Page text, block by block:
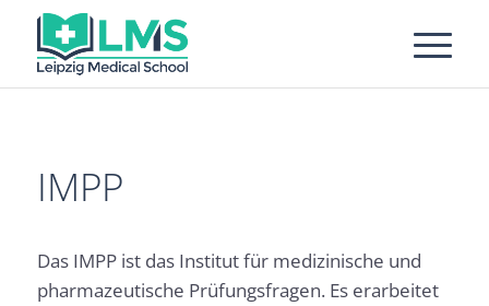
IMPP
Das IMPP ist das Institut für medizinische und
pharmazeutische Prüfungsfragen. Es erarbeitet